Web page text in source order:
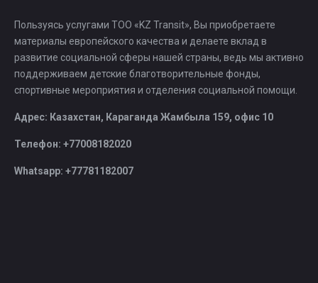
Пользуясь услугами ТОО «KZ Transit», Вы приобретаете
материалы европейского качества и делаете вклад в
развитие социальной сферы нашей страны, ведь мы активно
поддерживаем детские благотворительные фонды,
спортивные мероприятия и отделения социальной помощи.
Адрес: Казахстан, Караганда Жамбыла 159, офис 10
Телефон: +77008182020
Whatsapp: +77781182007